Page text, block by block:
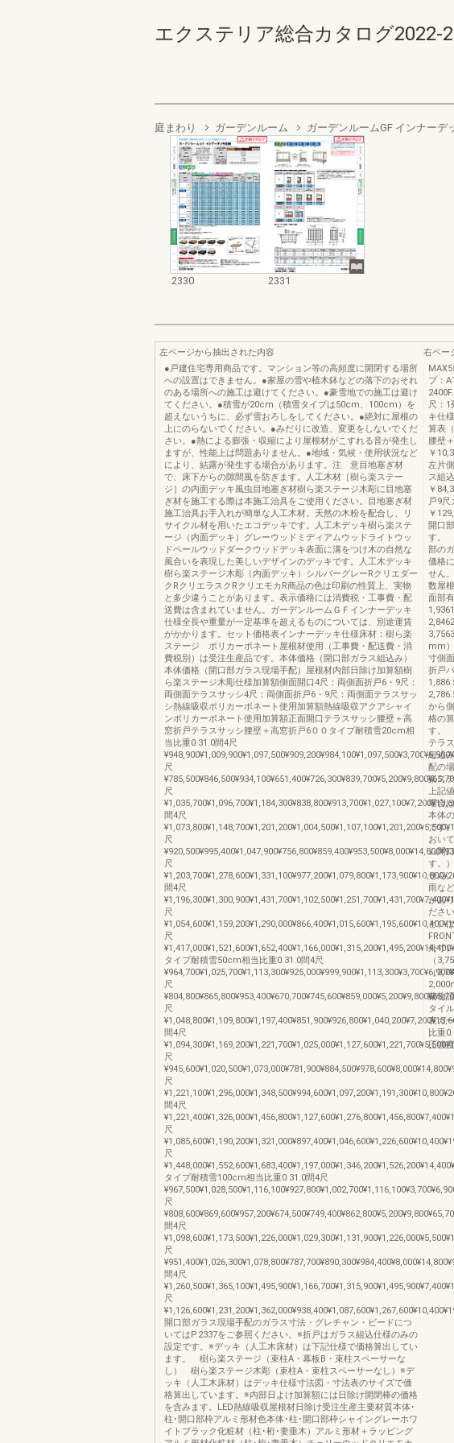
エクステリア総合カタログ2022-
庭まわり ガーデンルーム ガーデンルームGF インナーデ
2330 2331
左ページから抽出された内容
●戸建住宅専用商品です。マンション等の高頻度に開閉する場所
への設置はできません。●家屋の雪や植木鉢などの落下のおそれ
のある場所への施工は避けてください。●豪雪地での施工は避け
てください。●積雪が20cm（積雪タイプは50cm、100cm）を
超えないうちに、必ず雪おろしをしてください。●絶対に屋根の
上にのらないでください。●みだりに改造、変更をしないでくだ
さい。●熱による膨張・収縮により屋根材がこすれる音が発生し
ますが、性能上は問題ありません。●地域・気候・使用状況など
により、結露が発生する場合があります。注 意目地塞ぎ材
で、床下からの隙間風を防ぎます。人工木材［樹ら楽ステー
ジ］の内面デッキ風虫目地塞ぎ材樹ら楽ステージ木彫に目地塞
ぎ材を施工する際は本施工治具をご使用ください。目地塞ぎ材
施工治具お手入れが簡単な人工木材。天然の木粉を配合し、リ
サイクル材を用いたエコデッキです。人工木デッキ樹ら楽ステ
ージ（内面デッキ）グレーウッドミディアムウッドライトウッ
ドペールウッドダークウッドデッキ表面に溝をつけ木の自然な
風合いを表現した美しいデザインのデッキです。人工木デッキ
樹ら楽ステージ木彫（内面デッキ）シルバーグレーRクリエダー
クRクリエラスクRクリエモカR商品の色は印刷の性質上、実物
と多少違うことがあります。表示価格には消費税・工事費・配
送費は含まれていません。ガーデンルームＧＦインナーデッキ
仕様全長や重量が一定基準を超えるものについては、別途運賃
がかかります。セット価格表インナーデッキ仕様床材：樹ら楽
ステージ ポリカーボネート屋根材使用（工事費・配送費・消
費税別）は受注生産品です。本体価格（開口部ガラス組込み）
本体価格（開口部ガラス現場手配）屋根材内部日除け加算額樹
ら楽ステージ木彫仕様加算額側面開口4尺：両側面折戸6・9尺：
両側面テラスサッシ4尺：両側面折戸6・9尺：両側面テラスサッ
シ熱線吸収ポリカーボネート使用加算額熱線吸収アクアシャイ
ンポリカーボネート使用加算額正面開口テラスサッシ腰壁＋高
窓折戸テラスサッシ腰壁＋高窓折戸6００タイプ耐積雪20cm相
当比重0.31.0間4尺
尺
尺
間4尺
尺
尺
間4尺
尺
尺
タイプ耐積雪50cm相当比重0.31.0間4尺
尺
尺
間4尺
尺
尺
間4尺
尺
尺
タイプ耐積雪100cm相当比重0.31.0間4尺
尺
間4尺
尺
間4尺
尺
開口部ガラス現場手配のガラス寸法・グレチャン・ビードにつ
いてはP.2337をご参照ください。※折戸はガラス組込仕様のみの
設定です。※デッキ（人工木床材）は下記仕様で価格算出してい
ます。 樹ら楽ステージ（束柱A・幕板B・束柱スペーサーな
し） 樹ら楽ステージ木彫（束柱A・束柱スペーサーなし）※デ
ッキ（人工木床材）はデッキ仕様寸法図・寸法表のサイズで価
格算出しています。※内部日よけ加算額には日除け開閉棒の価格
を含みます。LED熱線吸収屋根材日除け受注生産主要材質本体･
柱･開口部枠アルミ形材色本体･柱･開口部枠シャイングレーホワ
イトブラック化粧材（柱･桁･妻垂木）アルミ形材＋ラッピング
右ペー
プ：
尺：1
キ仕
算表
腰壁
￥
左片
ス組
￥
戸9尺
￥
開口
す。
部の
価格
せん
数屋
面部
mm
寸側
折戸
から
格の
す。
テラ
組込
配の
楽ス
上記
場合
本体
です
おい
ム間
す。
せん
雨な
があ
ださ
ど）
外寸
（
（
蘭物
タイ
表ガ
比重
圧強